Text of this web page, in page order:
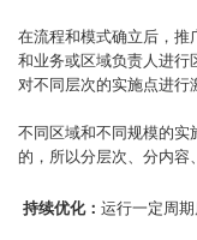
在流程和模式确立后，推
和业务或区域负责人进行
对不同层次的实施点进行
不同区域和不同规模的实
的，所以分层次、分内容
持续优化： 运行一定周期